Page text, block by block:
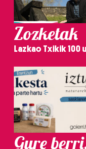
Zozketak
Lazkao Txikik 100
Gure